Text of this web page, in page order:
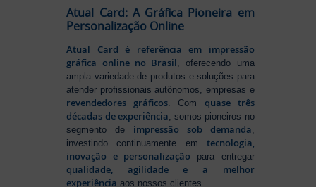
Atual Card: A Gráfica Pioneira em
Personalização Online
Atual Card é referência em impressão
gráfica online no Brasil , oferecendo uma
ampla variedade de produtos e soluções para
atender profissionais autônomos, empresas e
revendedores gráficos. Comquase três
décadas de experiência , somos pioneiros no
segmento de impressão sob demanda
investindo continuamente em tecnologia,
inovação e personalização para entregar
qualidade, agilidade e a melhor
experiência aos nossos clientes.